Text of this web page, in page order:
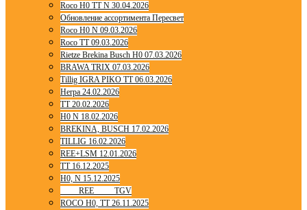
Roco H0 TT N 30.04.2026
Обновление ассортимента Пересвет
Roco H0 N 09.03.2026
Roco TT 09.03.2026
Rietze Brekina Busch H0 07.03.2026
BRAWA TRIX 07.03.2026
Tillig IGRA PIKO TT 06.03.2026
Herpa 24.02.2026
TT 20.02.2026
H0 N 18.02.2026
BREKINA, BUSCH 17.02.2026
TILLIG 16.02.2026
REE+LSM 12.01.2026
TT 16.12.2025
H0, N 15.12.2025
____ REE ____ TGV
ROCO H0, TT 26.11.2025